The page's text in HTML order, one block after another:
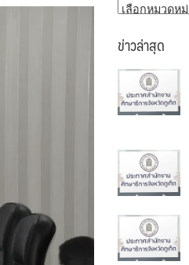
หมวด
ข่าวล่าสุด